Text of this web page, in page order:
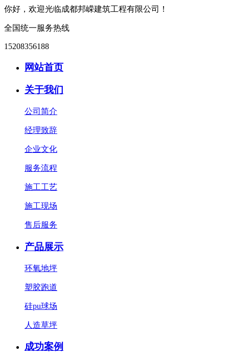
你好，欢迎光临成都邦嵘建筑工程有限公司！
全国统一服务热线
15208356188
网站首页
关于我们
公司简介
经理致辞
企业文化
服务流程
施工工艺
施工现场
售后服务
产品展示
环氧地坪
塑胶跑道
硅pu球场
人造草坪
成功案例